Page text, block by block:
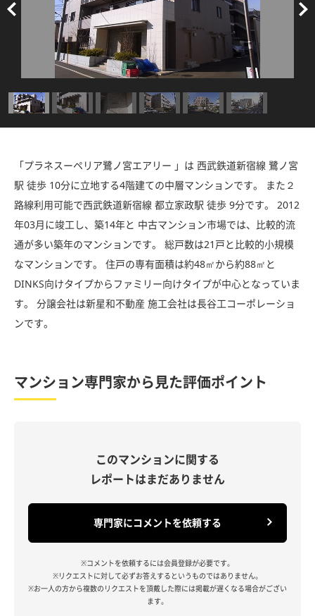
「プラネスーペリア鷺ノ宮エアリー 」は 西武鉄道新宿線 鷺ノ宮
駅 徒歩 10分に立地する4階建ての中層マンションです。 また２
路線利用可能で西武鉄道新宿線 都立家政駅 徒歩 9分です。 2012
年03月に竣工し、築14年と 中古マンション市場では、比較的流
通が多い築年のマンションです。 総戸数は21戸と比較的小規模
なマンションです。 住戸の専有面積は約48㎡から約88㎡と
DINKS向けタイプからファミリー向けタイプが中心となっていま
す。 分譲会社は新星和不動産 施工会社は長谷工コーポレーショ
ンです。
マンション専門家から見た評価ポイント
このマンションに関する
レポートはまだありません
専門家にコメントを依頼する
※コメントを依頼するには会員登録が必要です。
※リクエストに対して必ずお答えするというものではありません。
※お一人の方から複数のリクエストを頂戴した際には掲載が遅くなる場合がござい
ます。